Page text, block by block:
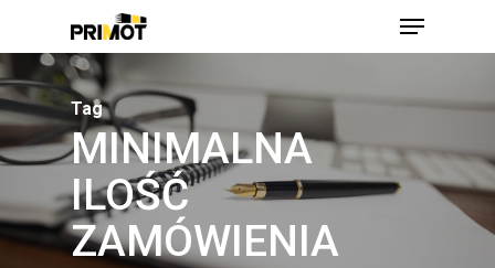
main
content
Menu
Tag
MINIMALNA
ILOŚĆ
ZAMÓWIENIA